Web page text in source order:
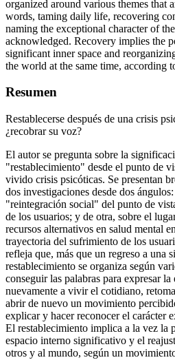
organized around various themes that
words, taming daily life, recovering
naming the exceptional character of
acknowledged. Recovery implies the
significant inner space and
the world at the same time, according
Resumen
Restablecerse después de una crisis
¿recobrar su voz?
El autor se pregunta sobre la
"restablecimiento" desde el punto de
vivido crisis psicóticas. Se presentan
dos investigaciones desde dos
"reintegración social" del punto de
de los usuarios; y de otra, sobre el
recursos alternativos en salud mental
trayectoria del sufrimiento de los
refleja que, más que un regreso a una
restablecimiento se organiza según
conseguir las palabras para expresar
nuevamente a vivir el cotidiano,
abrir de nuevo un movimiento
explicar y hacer reconocer el carácter
El restablecimiento implica a la vez la
espacio interno significativo y el
otros y al mundo, según un